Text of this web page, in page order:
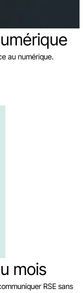
au numérique.
mois
RSE sans